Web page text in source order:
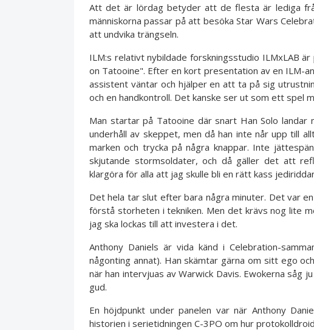
Att det är lördag betyder att de flesta är lediga
människorna passar på att besöka Star Wars
att undvika trängseln.
ILM:s relativt nybildade forskningsstudio ILMxLAB
on Tatooine". Efter en kort presentation av en ILM-
assistent väntar och hjälper en att ta på sig
och en handkontroll. Det kanske ser ut som ett spel
Man startar på Tatooine där snart Han Solo landar
underhåll av skeppet, men då han inte når upp till
marken och trycka på några knappar. Inte
skjutande stormsoldater, och då gäller det att
klargöra för alla att jag skulle bli en rätt kass
Det hela tar slut efter bara några minuter. Det var
förstå storheten i tekniken. Men det krävs nog lite
jag ska lockas till att investera i det.
Anthony Daniels är vida känd i Celebration-
någonting annat). Han skämtar gärna om sitt ego
när han intervjuas av Warwick Davis. Ewokerna såg
gud.
En höjdpunkt under panelen var när Anthony
historien i serietidningen C-3PO om hur